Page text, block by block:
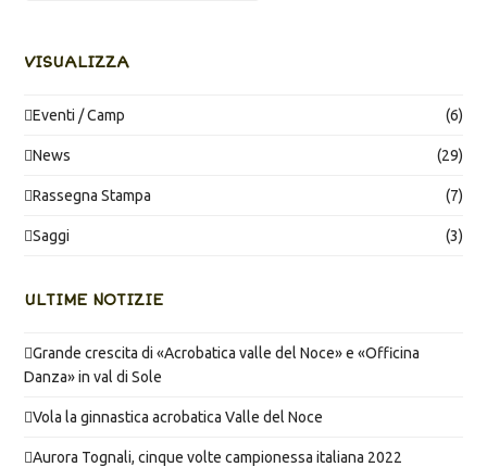
VISUALIZZA
Eventi / Camp (6)
News (29)
Rassegna Stampa (7)
Saggi (3)
ULTIME NOTIZIE
Grande crescita di «Acrobatica valle del Noce» e «Officina
Danza» in val di Sole
Vola la ginnastica acrobatica Valle del Noce
Aurora Tognali, cinque volte campionessa italiana 2022